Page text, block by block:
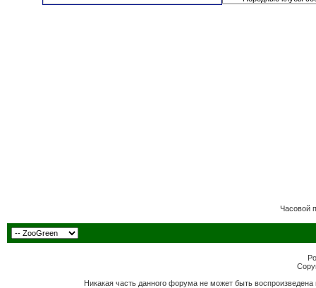
Часовой
Никакая часть данного форума не может быть